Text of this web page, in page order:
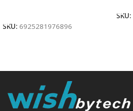
SKU: 6925281976896
SKU: